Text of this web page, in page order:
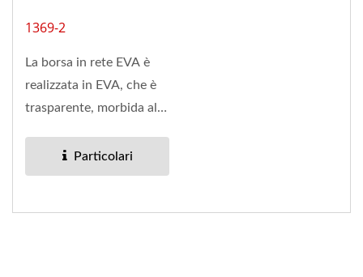
1369-2
La borsa in rete EVA è
realizzata in EVA, che è
trasparente, morbida al
Particolari